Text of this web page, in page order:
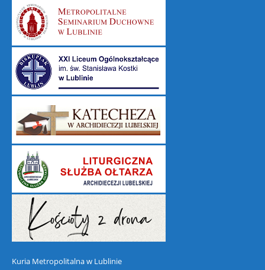
Kuria Metropolitalna w Lublinie